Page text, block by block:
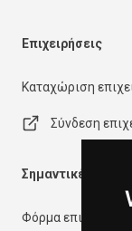
Επιχειρήσεις
Καταχώριση
Σύνδεση
Σημαντικές
Φόρμα